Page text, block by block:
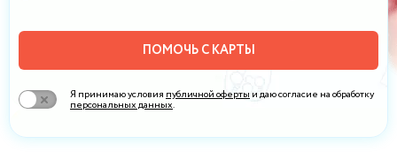
ПОМОЧЬ С КАРТЫ
Я принимаю условия публичной оферты и даю согласие на обработку
персональных данных.